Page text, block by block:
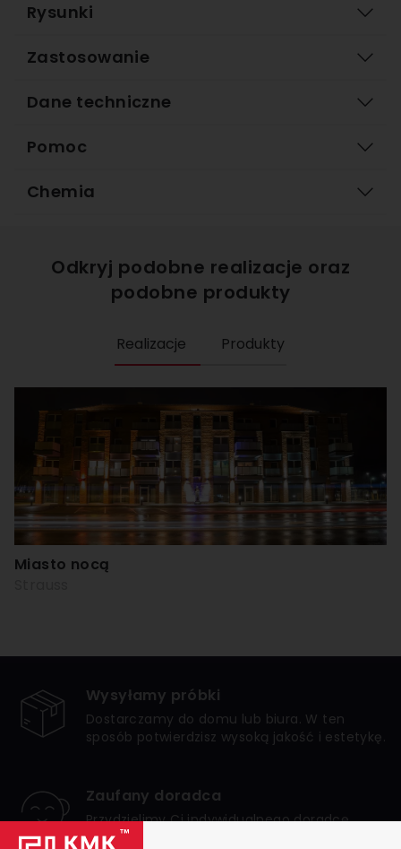
Rysunki
Zastosowanie
Dane techniczne
Pomoc
Chemia
Odkryj podobne realizacje oraz
podobne produkty
Realizacje Produkty
Miasto nocą
Wysyłamy próbki
Dostarczamy do domu lub biura. W ten
sposób potwierdzisz wysoką jakość i estetykę.
Zaufany doradca
Przydzielimy Ci indywidualnego doradcę,
który zagwarantuje bezpieczne i udane